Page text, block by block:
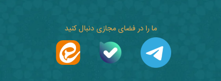
ما را در فضای مجازی دنبال کنید